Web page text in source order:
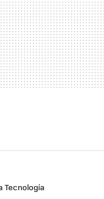
Tecnología